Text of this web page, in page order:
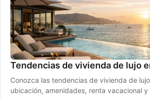
Tendencias de vivienda de lujo
Conozca las tendencias de vivienda de
ubicación, amenidades, renta vacacional